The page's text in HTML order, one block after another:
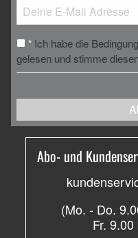
* Ich habe die
gelesen und stimme
Abo- und
(Mo. - Do.
Fr.